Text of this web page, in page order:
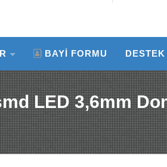
BAYI FORMU DESTEK
LED 3,6mm